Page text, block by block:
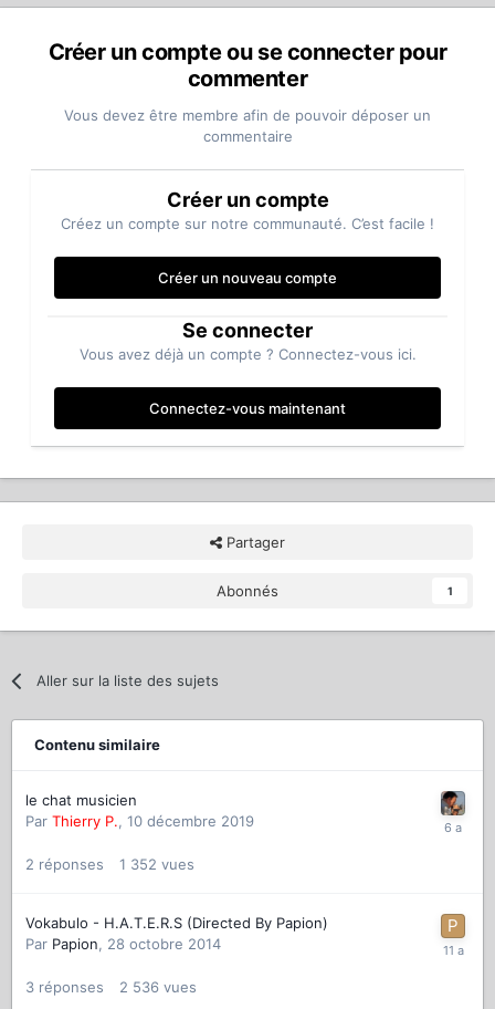
Créer un compte ou se connecter pour
commenter
Vous devez être membre afin de pouvoir déposer un
commentaire
Créer un compte
Créez un compte sur notre communauté. C’est facile !
Créer un nouveau compte
Se connecter
Vous avez déjà un compte ? Connectez-vous ici.
Connectez-vous maintenant
Partager
Abonnés 1
Aller sur la liste des sujets
Contenu similaire
le chat musicien
Par Thierry P., 10 décembre 2019
2 réponses 1 352 vues
Vokabulo - H.A.T.E.R.S (Directed By Papion)
Par Papion, 28 octobre 2014
3 réponses 2 536 vues